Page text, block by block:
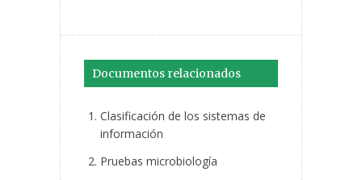
Documentos relacionados
Clasificación de los sistemas de
información
Pruebas microbiología